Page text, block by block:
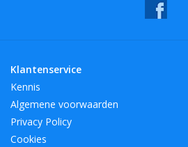
Klantenservice
Kennis
Algemene voorwaarden
Privacy Policy
Cookies